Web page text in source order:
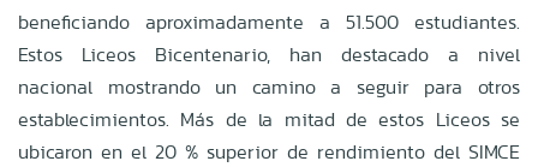
beneficiando aproximadamente a 51.500 estudiantes.
Estos Liceos Bicentenario, han destacado a nivel
nacional mostrando un camino a seguir para otros
establecimientos. Más de la mitad de estos Liceos se
ubicaron en el 20 % superior de rendimiento del SIMCE